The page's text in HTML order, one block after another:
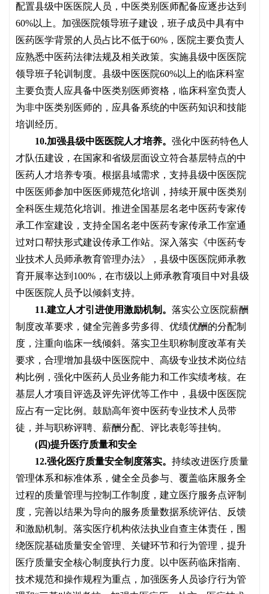
配置县级中医医院人员，中医类别医师配备应逐步达到
60%以上。加强医院领导班子建设，班子成员中具有中
医药医学背景的人员占比不低于60%，医院主要负责人
应熟悉中医药法律法规及相关政策。实施县级中医医院
领导班子轮训制度。县级中医医院60%以上的临床科室
主要负责人应具备中医类别医师资格，临床科室负责人
为非中医类别医师的，应具备系统的中医药知识和技能
培训经历。
10.加强县级中医医院人才培养。 强化中医药特色人
才队伍建设，在国家和省级层面设立符合基层特点的中
医药人才培养专项。根据县域需求，支持县级中医医院
中医医师参加中医医师规范化培训，持续开展中医类别
全科医生规范化培训。推进全国基层名老中医药专家传
承工作室建设，支持全国名老中医药专家传承工作室通
过对口帮扶形式建设传承工作站。深入落实《中医药专
业技术人员师承教育管理办法》，县级中医医院师承教
育开展率达到 100%，在市级以上师承教育项目中对县级
中医医院人员予以倾斜支持。
11.建立人才引进使用激励机制。 落实公立医院薪酬
制度改革要求，健全完善多劳多得、优绩优酬的分配制
度，注重向临床一线倾斜。落实卫生职称制度改革有关
要求，合理增加县级中医医院中、高级专业技术岗位结
构比例，强化中医药人员业务能力和工作实绩考核。在
基层人才项目评选及评先评优等工作中，县级中医医院
应占有一定比例。鼓励高年资中医药专业技术人员带
徒，并与职称评聘、薪酬分配、评比表彰等挂钩。
(四)提升医疗质量和安全
12.强化医疗质量安全制度落实。 持续改进医疗质量
管理体系和标准体系，健全全员参与、覆盖临床服务全
过程的质量管理与控制工作制度，建立医疗服务点评制
度，完善以结果为导向的服务质量数据系统评估、反馈
和激励机制。落实医疗机构依法执业自查主体责任，围
绕医院基础质量安全管理、关键环节和行为管理，提升
医疗质量安全核心制度执行力度。以中医药临床指南、
技术规范和操作规程为重点，加强医务人员诊疗行为管